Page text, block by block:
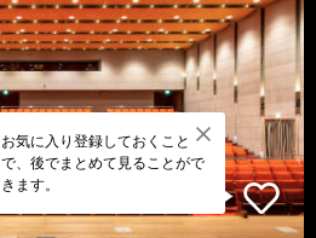
お気に入り登録しておくこと
で、後でまとめて見ることがで
きます。